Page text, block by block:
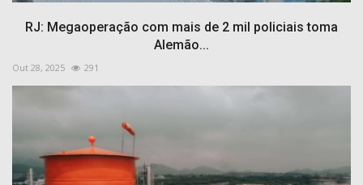
RJ: Megaoperação com mais de 2 mil policiais toma
Alemão...
Out 28, 2025 291